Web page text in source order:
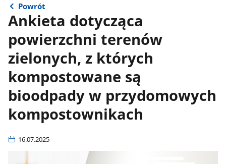
Powrót
Ankieta dotycząca
powierzchni terenów
zielonych, z których
kompostowane są
bioodpady w przydomowych
kompostownikach
16.07.2025